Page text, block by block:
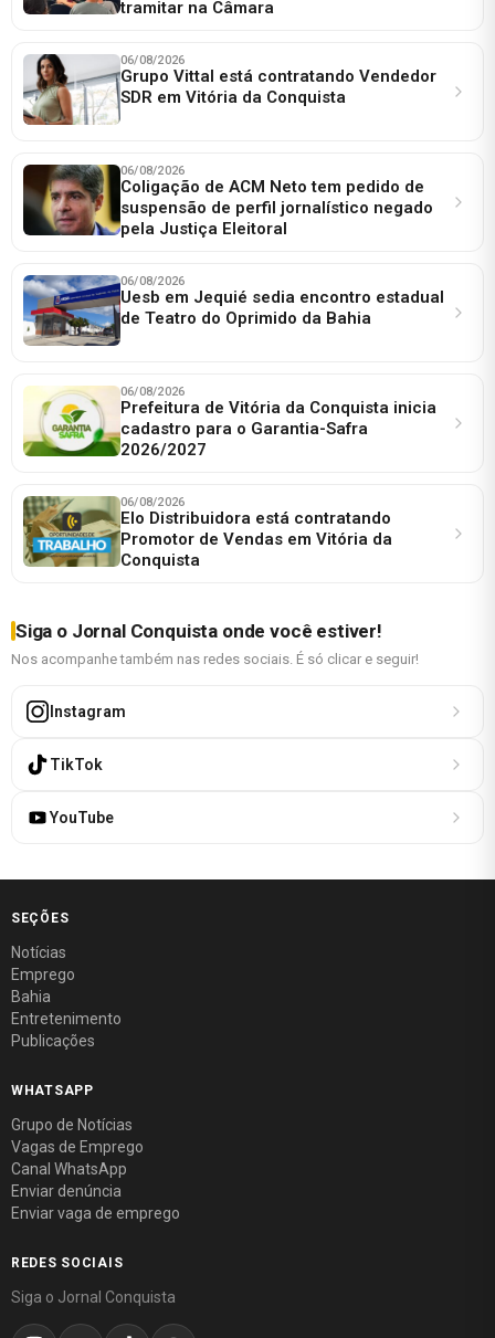
tramitar na Câmara
06/08/2026
Grupo Vittal está contratando Vendedor
SDR em Vitória da Conquista
06/08/2026
Coligação de ACM Neto tem pedido de
suspensão de perfil jornalístico negado
pela Justiça Eleitoral
06/08/2026
Uesb em Jequié sedia encontro estadual
de Teatro do Oprimido da Bahia
06/08/2026
Prefeitura de Vitória da Conquista inicia
cadastro para o Garantia-Safra
2026/2027
06/08/2026
Elo Distribuidora está contratando
Promotor de Vendas em Vitória da
Conquista
Siga o Jornal Conquista onde você estiver!
Nos acompanhe também nas redes sociais. É só clicar e seguir!
Instagram
TikTok
YouTube
SEÇÕES
Notícias
Emprego
Bahia
Entretenimento
Publicações
WHATSAPP
Grupo de Notícias
Vagas de Emprego
Canal WhatsApp
Enviar denúncia
Enviar vaga de emprego
REDES SOCIAIS
Siga o Jornal Conquista